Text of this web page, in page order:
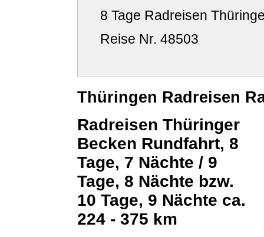
8 Tage Radreisen
Reise Nr. 48503
Thüringen Radreisen
Radreisen Thüringer
Becken Rundfahrt, 8
Tage, 7 Nächte / 9
Tage, 8 Nächte bzw.
10 Tage, 9 Nächte ca.
224 - 375 km